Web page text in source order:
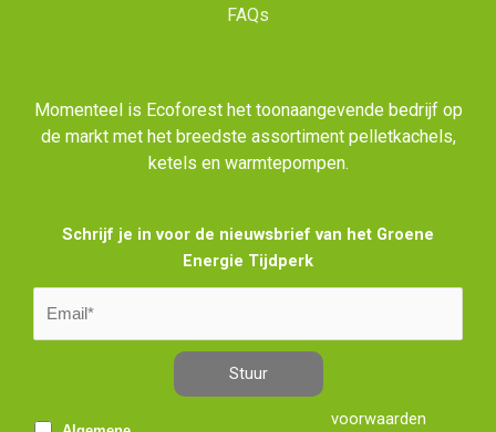
FAQs
Momenteel is Ecoforest het toonaangevende bedrijf op
de markt met het breedste assortiment pelletkachels,
ketels en warmtepompen.
Schrijf je in voor de nieuwsbrief van het Groene
Energie Tijdperk
Stuur
voorwaarden